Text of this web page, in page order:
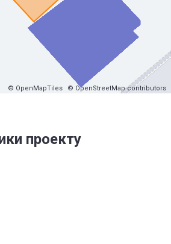
© OpenMapTiles © OpenStreetMap contributors
проекту